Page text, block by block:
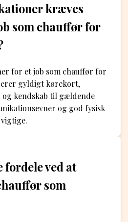
kræves
som chauffør for
for et job som chauffør for
gyldigt kørekort,
kendskab til gældende
og god fysisk
ved at
som